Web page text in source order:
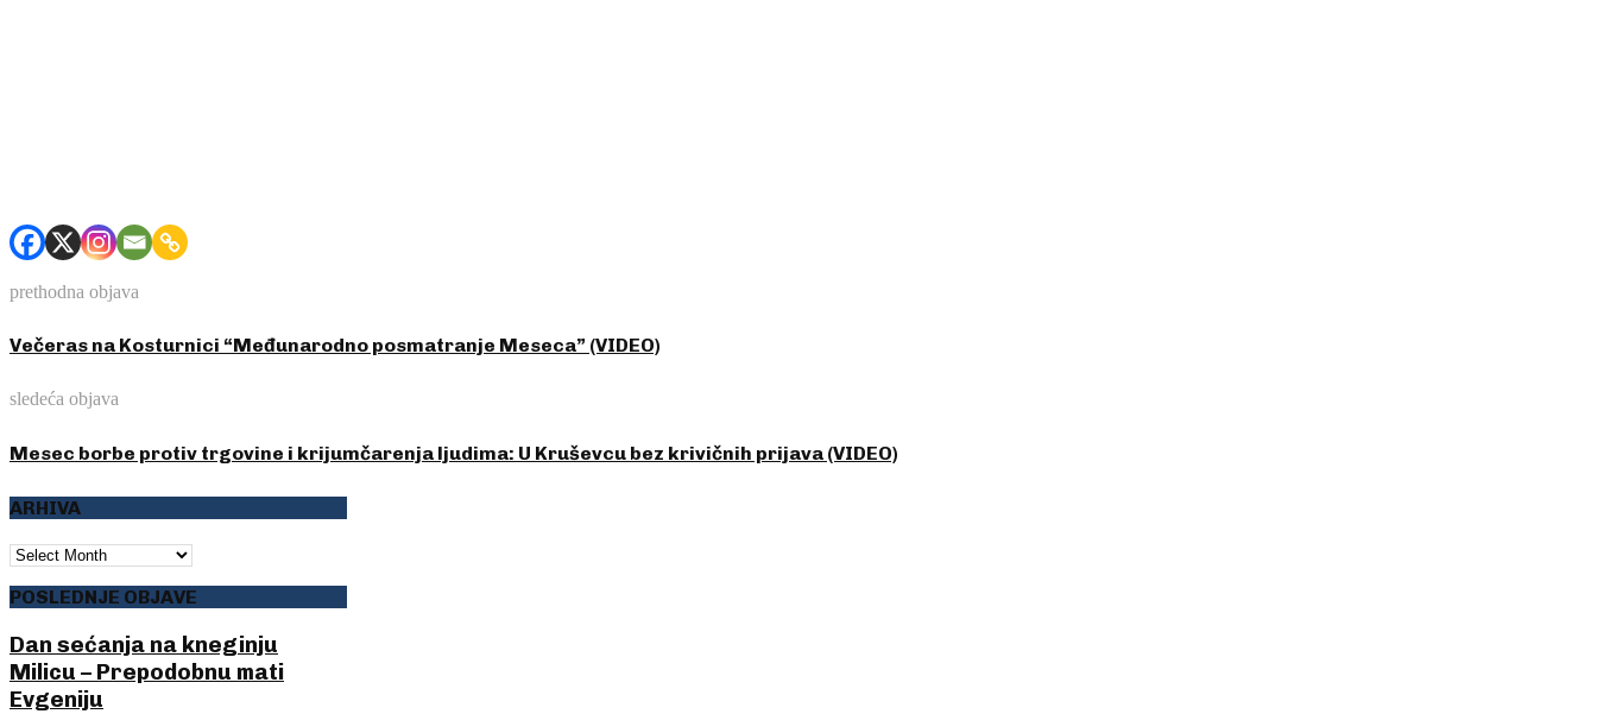
prethodna objava
Večeras na Kosturnici “Međunarodno posmatranje Meseca” (VIDEO)
sledeća objava
Mesec borbe protiv trgovine i krijumčarenja ljudima: U Kruševcu bez krivičnih prijava (VIDEO)
ARHIVA
ARHIVA
POSLEDNJE OBJAVE
Dan sećanja na kneginju
Milicu – Prepodobnu mati
Evgeniju